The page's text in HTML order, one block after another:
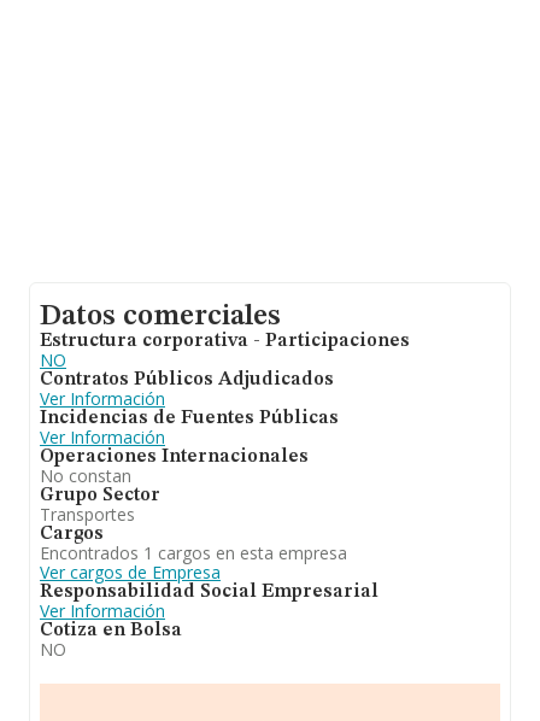
Datos comerciales
Estructura corporativa - Participaciones
NO
Contratos Públicos Adjudicados
Ver Información
Incidencias de Fuentes Públicas
Ver Información
Operaciones Internacionales
No constan
Grupo Sector
Transportes
Cargos
Encontrados 1 cargos en esta empresa
Ver cargos de Empresa
Responsabilidad Social Empresarial
Ver Información
Cotiza en Bolsa
NO